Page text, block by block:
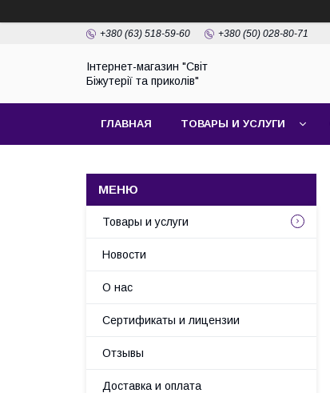
+380 (63) 518-59-60 +380 (50) 028-80-71
Інтернет-магазин "Світ
Біжутерії та приколів"
ГЛАВНАЯ ТОВАРЫ И УСЛУГИ
Товары и услуги
Новости
О нас
Сертификаты и лицензии
Отзывы
Доставка и оплата